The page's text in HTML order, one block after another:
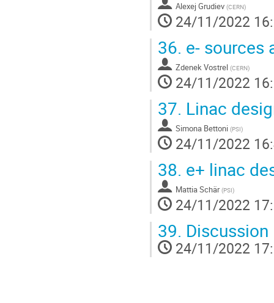
Alexej Grudiev (CERN)
24/11/2022
36. e- sources
Zdenek Vostrel (CERN)
24/11/2022
37. Linac
Simona Bettoni (PSI)
24/11/2022
38. e+ linac
Mattia Schär (PSI)
24/11/2022
39. Discussion
24/11/2022